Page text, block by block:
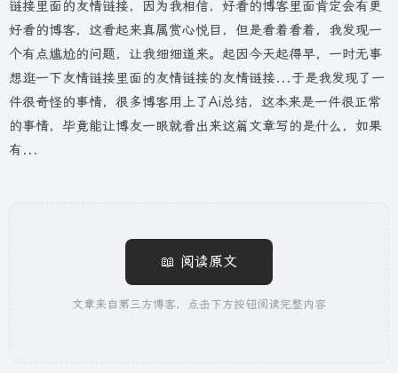
链接里面的友情链接，因为我相信，好看的博客里面肯定会有更
好看的博客，这看起来真属赏心悦目，但是看着看着，我发现一
个有点尴尬的问题，让我细细道来。起因今天起得早，一时无事
想逛一下友情链接里面的友情链接的友情链接...于是我发现了一
件很奇怪的事情，很多博客用上了Ai总结，这本来是一件很正常
的事情，毕竟能让博友一眼就看出来这篇文章写的是什么，如果
有...
📖 阅读原文
文章来自第三方博客，点击下方按钮阅读完整内容